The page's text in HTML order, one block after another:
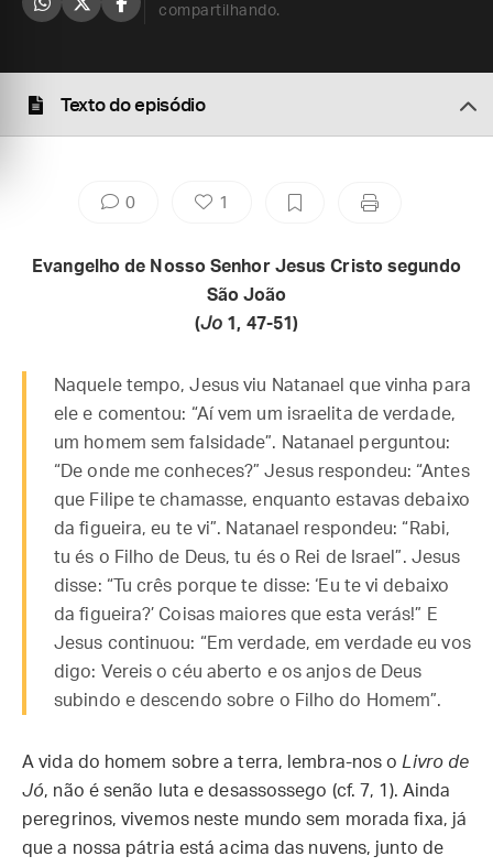
compartilhando.
Texto do episódio
0 1
Evangelho de Nosso Senhor Jesus Cristo segundo
São João
(Jo 1, 47-51)
Naquele tempo, Jesus viu Natanael que vinha para
ele e comentou: “Aí vem um israelita de verdade,
um homem sem falsidade”. Natanael perguntou:
“De onde me conheces?” Jesus respondeu: “Antes
que Filipe te chamasse, enquanto estavas debaixo
da figueira, eu te vi”. Natanael respondeu: “Rabi,
tu és o Filho de Deus, tu és o Rei de Israel”. Jesus
disse: “Tu crês porque te disse: ‘Eu te vi debaixo
da figueira?’ Coisas maiores que esta verás!” E
Jesus continuou: “Em verdade, em verdade eu vos
digo: Vereis o céu aberto e os anjos de Deus
subindo e descendo sobre o Filho do Homem”.
A vida do homem sobre a terra, lembra-nos o Livro de
Jó, não é senão luta e desassossego (cf. 7, 1). Ainda
peregrinos, vivemos neste mundo sem morada fixa, já
que a nossa pátria está acima das nuvens, junto de